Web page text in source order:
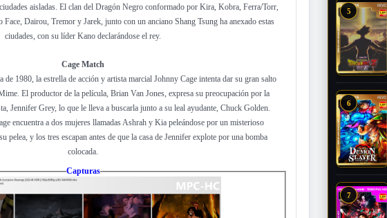
aisladas. El clan del Dragón Negro conformado por Kira, Kobra, Ferra/Torr,
Dairou, Tremor y Jarek, junto con un anciano Shang Tsung ha anexado estas
ciudades, con su líder Kano declarándose el rey.
Cage Match
de 1980, la estrella de acción y artista marcial Johnny Cage intenta dar su gran salto
El productor de la película, Brian Van Jones, expresa su preocupación por la
Jennifer Grey, lo que le lleva a buscarla junto a su leal ayudante, Chuck Golden.
encuentra a dos mujeres llamadas Ashrah y Kia peleándose por un misterioso
pelea, y los tres escapan antes de que la casa de Jennifer explote por una bomba
colocada.
Capturas
5
6
7